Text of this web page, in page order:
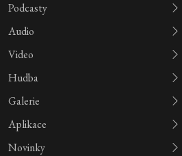
Podcasty
Audio
Video
Hudba
Galerie
Aplikace
Novinky